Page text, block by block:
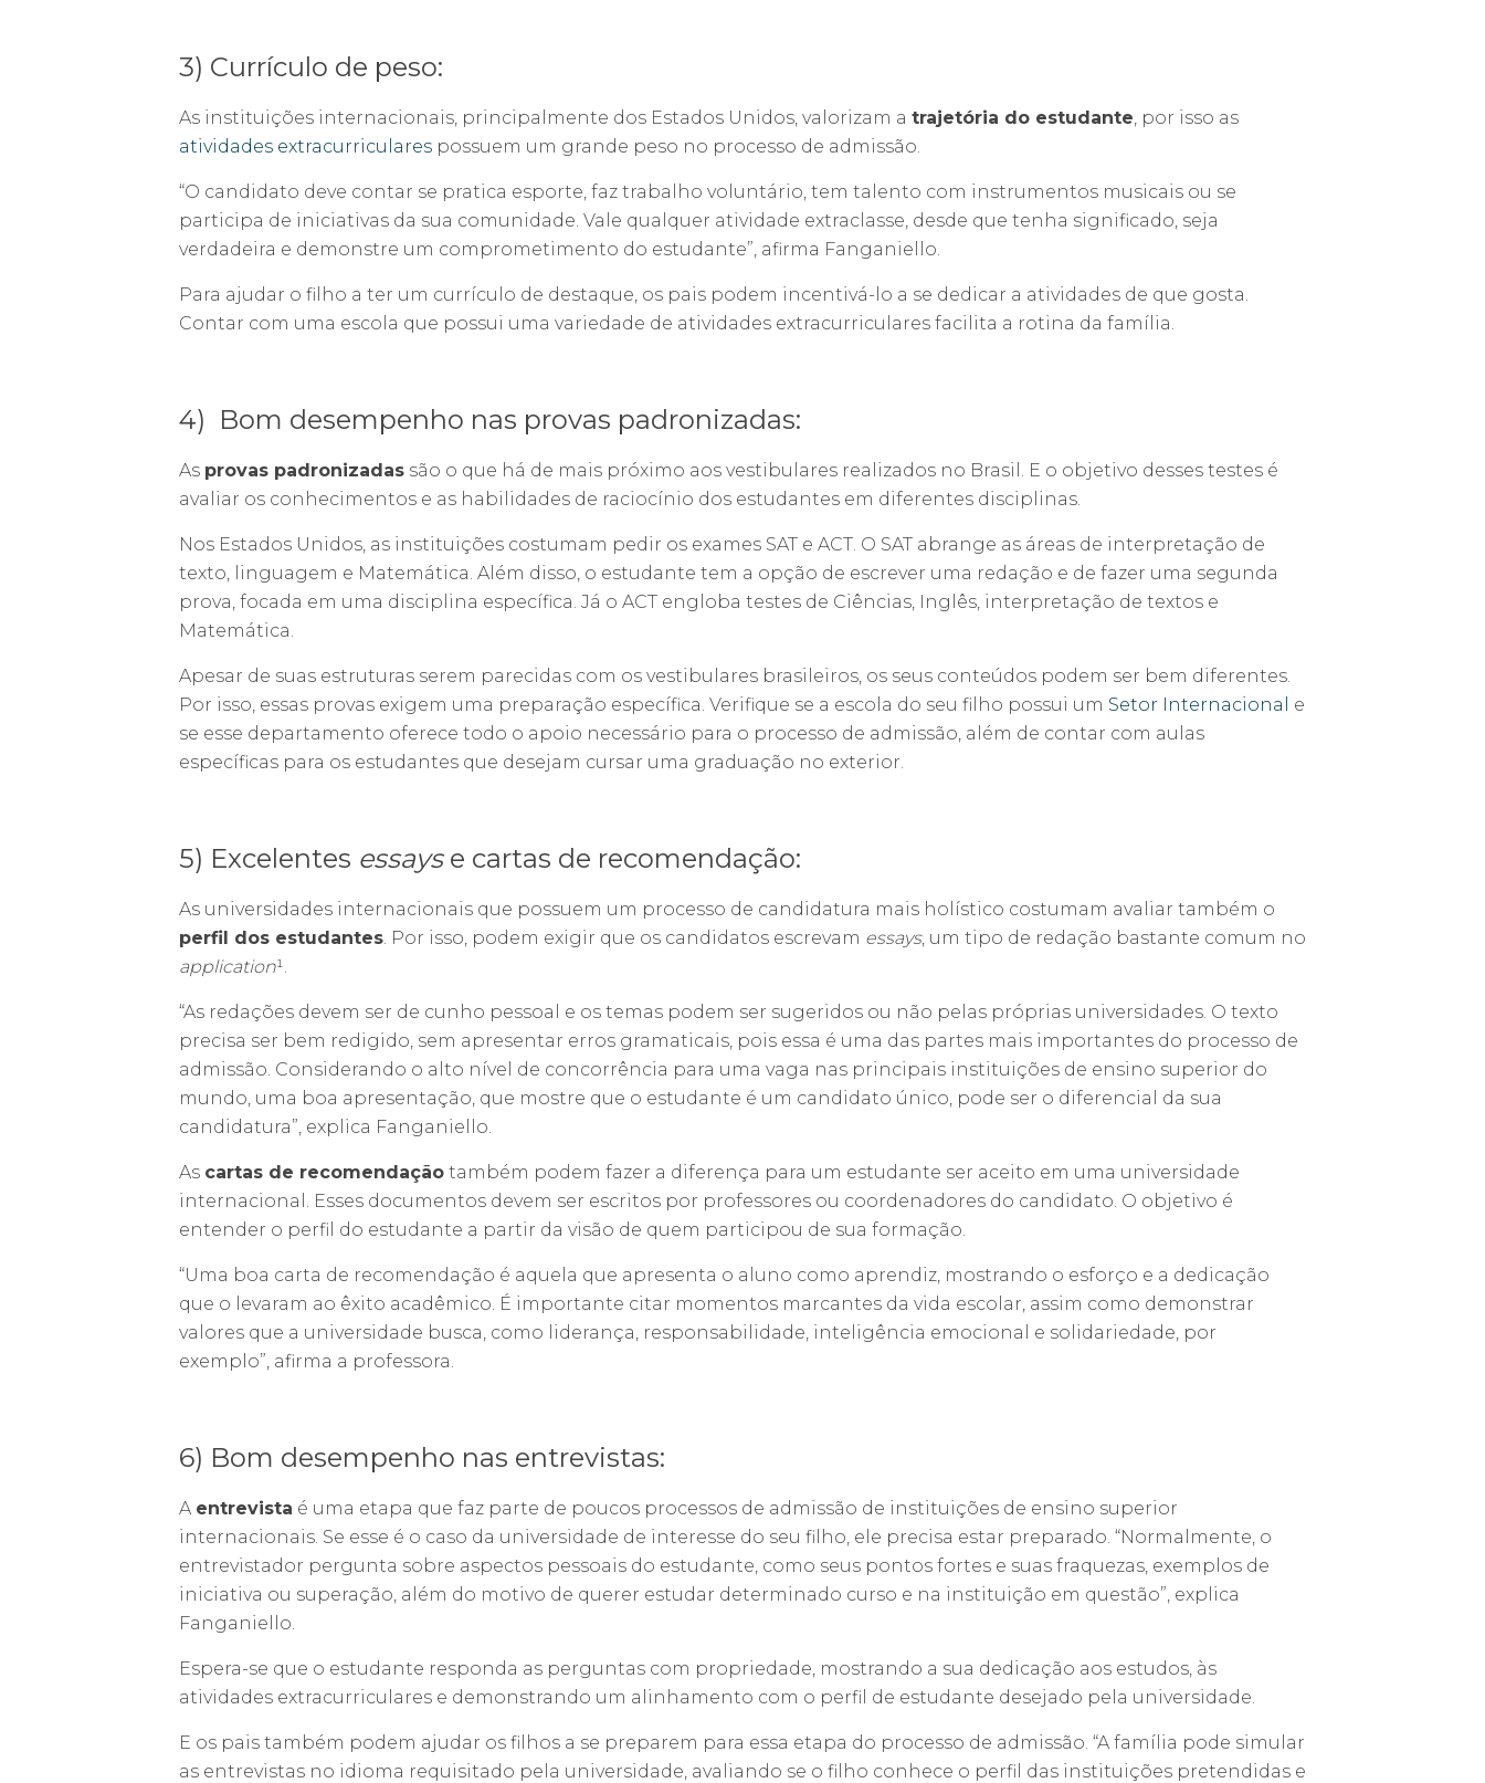
3) Currículo de peso:
As instituições internacionais, principalmente dos Estados Unidos, valorizam a trajetória do estudante, por isso as
atividades extracurriculares possuem um grande peso no processo de admissão.
“O candidato deve contar se pratica esporte, faz trabalho voluntário, tem talento com instrumentos musicais ou se
participa de iniciativas da sua comunidade. Vale qualquer atividade extraclasse, desde que tenha significado, seja
verdadeira e demonstre um comprometimento do estudante”, afirma Fanganiello.
Para ajudar o filho a ter um currículo de destaque, os pais podem incentivá-lo a se dedicar a atividades de que gosta.
Contar com uma escola que possui uma variedade de atividades extracurriculares facilita a rotina da família.
4) Bom desempenho nas provas padronizadas:
As provas padronizadas são o que há de mais próximo aos vestibulares realizados no Brasil. E o objetivo desses testes é
avaliar os conhecimentos e as habilidades de raciocínio dos estudantes em diferentes disciplinas.
Nos Estados Unidos, as instituições costumam pedir os exames SAT e ACT. O SAT abrange as áreas de interpretação de
texto, linguagem e Matemática. Além disso, o estudante tem a opção de escrever uma redação e de fazer uma segunda
prova, focada em uma disciplina específica. Já o ACT engloba testes de Ciências, Inglês, interpretação de textos e
Matemática.
Apesar de suas estruturas serem parecidas com os vestibulares brasileiros, os seus conteúdos podem ser bem diferentes.
Por isso, essas provas exigem uma preparação específica. Verifique se a escola do seu filho possui um Setor Internacional
e
se esse departamento oferece todo o apoio necessário para o processo de admissão, além de contar com aulas
específicas para os estudantes que desejam cursar uma graduação no exterior.
5) Excelentes essayse cartas de recomendação:
As universidades internacionais que possuem um processo de candidatura mais holístico costumam avaliar também o
perfil dos estudantes. Por isso, podem exigir que os candidatos escrevam essays, um tipo de redação bastante comum no
application¹.
“As redações devem ser de cunho pessoal e os temas podem ser sugeridos ou não pelas próprias universidades. O texto
precisa ser bem redigido, sem apresentar erros gramaticais, pois essa é uma das partes mais importantes do processo de
admissão. Considerando o alto nível de concorrência para uma vaga nas principais instituições de ensino superior do
mundo, uma boa apresentação, que mostre que o estudante é um candidato único, pode ser o diferencial da sua
candidatura”, explica Fanganiello.
As cartas de recomendação também podem fazer a diferença para um estudante ser aceito em uma universidade
internacional. Esses documentos devem ser escritos por professores ou coordenadores do candidato. O objetivo é
entender o perfil do estudante a partir da visão de quem participou de sua formação.
“Uma boa carta de recomendação é aquela que apresenta o aluno como aprendiz, mostrando o esforço e a dedicação
que o levaram ao êxito acadêmico. É importante citar momentos marcantes da vida escolar, assim como demonstrar
valores que a universidade busca, como liderança, responsabilidade, inteligência emocional e solidariedade, por
exemplo”, afirma a professora.
6) Bom desempenho nas entrevistas:
A entrevista é uma etapa que faz parte de poucos processos de admissão de instituições de ensino superior
internacionais. Se esse é o caso da universidade de interesse do seu filho, ele precisa estar preparado. “Normalmente, o
entrevistador pergunta sobre aspectos pessoais do estudante, como seus pontos fortes e suas fraquezas, exemplos de
iniciativa ou superação, além do motivo de querer estudar determinado curso e na instituição em questão”, explica
Fanganiello.
Espera-se que o estudante responda as perguntas com propriedade, mostrando a sua dedicação aos estudos, às
atividades extracurriculares e demonstrando um alinhamento com o perfil de estudante desejado pela universidade.
E os pais também podem ajudar os filhos a se preparem para essa etapa do processo de admissão. “A família pode simular
as entrevistas no idioma requisitado pela universidade, avaliando se o filho conhece o perfil das instituições pretendidas e